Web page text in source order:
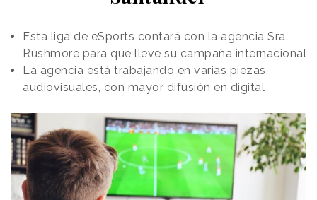
Esta liga de eSports contará con la agencia Sra.
Rushmore para que lleve su campaña internacional
La agencia está trabajando en varias piezas
audiovisuales, con mayor difusión en digital